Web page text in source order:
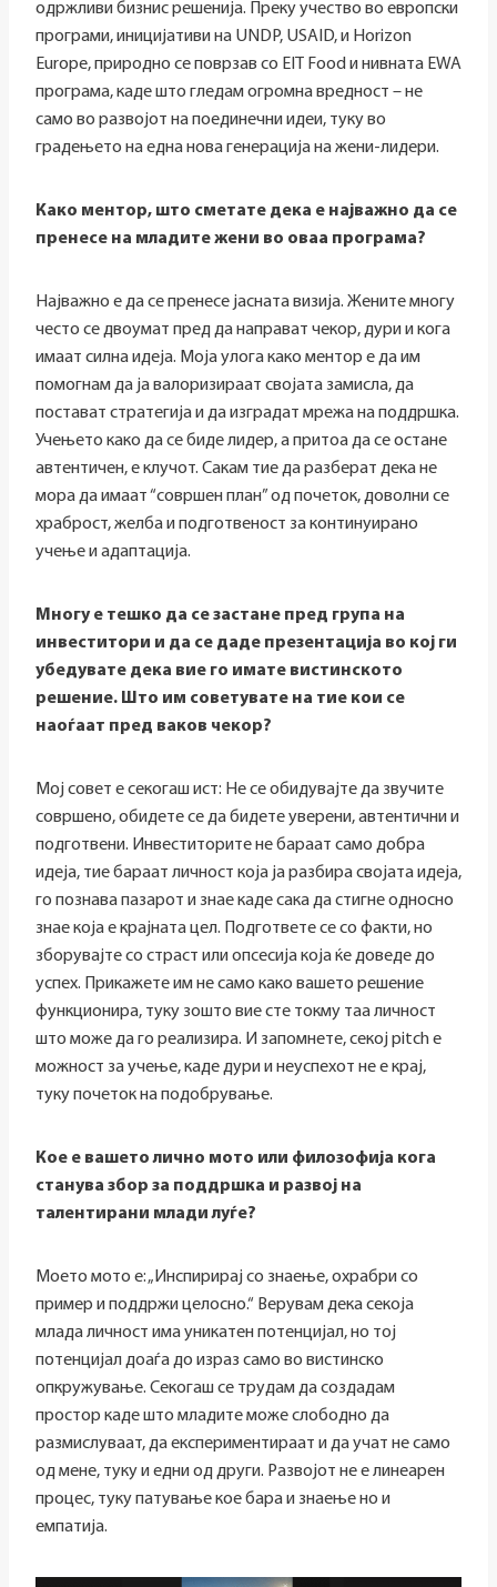
одржливи бизнис решенија. Преку учество во европски
програми, иницијативи на UNDP, USAID, и Horizon
Europe, природно се поврзав со EIT Food и нивната EWA
програма, каде што гледам огромна вредност – не
само во развојот на поединечни идеи, туку во
градењето на една нова генерација на жени-лидери.
Како ментор, што сметате дека е најважно да се
пренесе на младите жени во оваа програма?
Најважно е да се пренесе јасната визија. Жените многу
често се двоумат пред да направат чекор, дури и кога
имаат силна идеја. Моја улога како ментор е да им
помогнам да ја валоризираат својата замисла, да
постават стратегија и да изградат мрежа на поддршка.
Учењето како да се биде лидер, а притоа да се остане
автентичен, е клучот. Сакам тие да разберат дека не
мора да имаат “совршен план” од почеток, доволни се
храброст, желба и подготвеност за континуирано
учење и адаптација.
Многу е тешко да се застане пред група на
инвеститори и да се даде презентација во кој ги
убедувате дека вие го имате вистинското
решение. Што им советувате на тие кои се
наоѓаат пред ваков чекор?
Мој совет е секогаш ист: Не се обидувајте да звучите
совршено, обидете се да бидете уверени, автентични и
подготвени. Инвеститорите не бараат само добра
идеја, тие бараат личност која ја разбира својата идеја,
го познава пазарот и знае каде сака да стигне односно
знае која е крајната цел. Подгответе се со факти, но
зборувајте со страст или опсесија која ќе доведе до
успех. Прикажете им не само како вашето решение
функционира, туку зошто вие сте токму таа личност
што може да го реализира. И запомнете, секој pitch е
можност за учење, каде дури и неуспехот не е крај,
туку почеток на подобрување.
Кое е вашето лично мото или филозофија кога
станува збор за поддршка и развој на
талентирани млади луѓе?
Моето мото е: „Инспирирај со знаење, охрабри со
пример и поддржи целосно.“ Верувам дека секоја
млада личност има уникатен потенцијал, но тој
потенцијал доаѓа до израз само во вистинско
опкружување. Секогаш се трудам да создадам
простор каде што младите може слободно да
размислуваат, да експериментираат и да учат не само
од мене, туку и едни од други. Развојот не е линеарен
процес, туку патување кое бара и знаење но и
емпатија.